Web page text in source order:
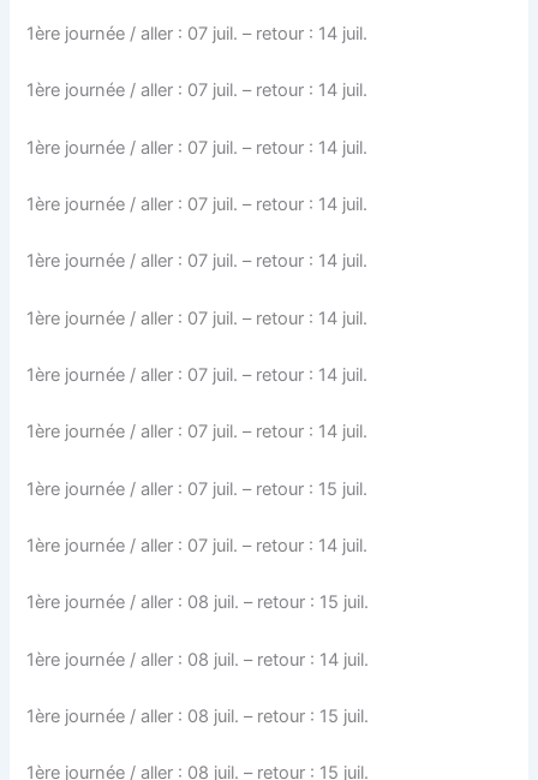
1ère journée / aller : 07 juil. – retour : 14 juil.
1ère journée / aller : 07 juil. – retour : 14 juil.
1ère journée / aller : 07 juil. – retour : 14 juil.
1ère journée / aller : 07 juil. – retour : 14 juil.
1ère journée / aller : 07 juil. – retour : 14 juil.
1ère journée / aller : 07 juil. – retour : 14 juil.
1ère journée / aller : 07 juil. – retour : 14 juil.
1ère journée / aller : 07 juil. – retour : 14 juil.
1ère journée / aller : 07 juil. – retour : 15 juil.
1ère journée / aller : 07 juil. – retour : 14 juil.
1ère journée / aller : 08 juil. – retour : 15 juil.
1ère journée / aller : 08 juil. – retour : 14 juil.
1ère journée / aller : 08 juil. – retour : 15 juil.
1ère journée / aller : 08 juil. – retour : 15 juil.